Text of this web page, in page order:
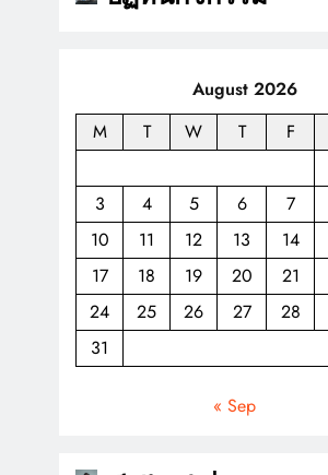
August 2026
M
T W T F
3
4 5 6 7
10
11 12 13 14
17
18 19 20 21
24
25 26 27 28
31
« Sep